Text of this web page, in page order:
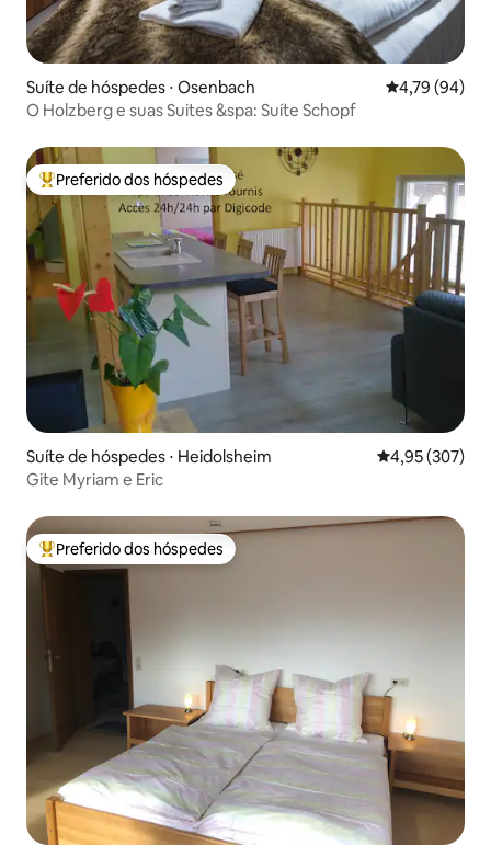
Suíte de hóspedes ⋅ Osenbach 4,79 de uma
4,79 (94)
O Holzberg e suas Suites &spa: Suíte Schopf
Entre os melhores preferidos dos hóspedes
Preferido dos hóspedes
Suíte de hóspedes ⋅ Heidolsheim 4,95 de uma
4,95 (307)
Gite Myriam e Eric
Entre os melhores preferidos dos hóspedes
Preferido dos hóspedes